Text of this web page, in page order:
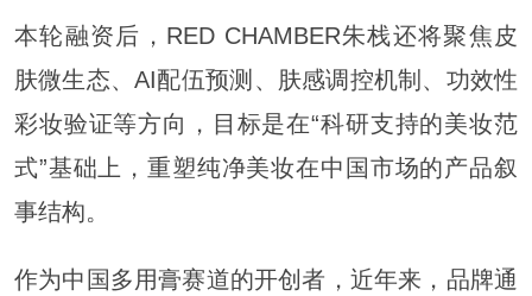
本轮融资后，RED CHAMBER朱栈还将聚焦皮
肤微生态、AI配伍预测、肤感调控机制、功效性
彩妆验证等方向，目标是在“科研支持的美妆范
式”基础上，重塑纯净美妆在中国市场的产品叙
事结构。
作为中国多用膏赛道的开创者，近年来，品牌通